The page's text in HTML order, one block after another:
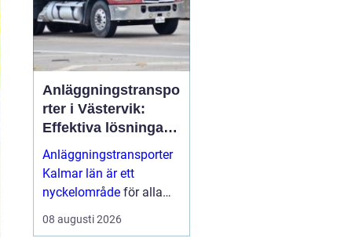
Anläggningstranspo
rter i Västervik:
Effektiva lösningar
för bygg och
infrastruktur
Anläggningstransporter
Kalmar län är ett
nyckelområde för alla
som driver bygg och
anläggningsprojekt ...
08 augusti 2026